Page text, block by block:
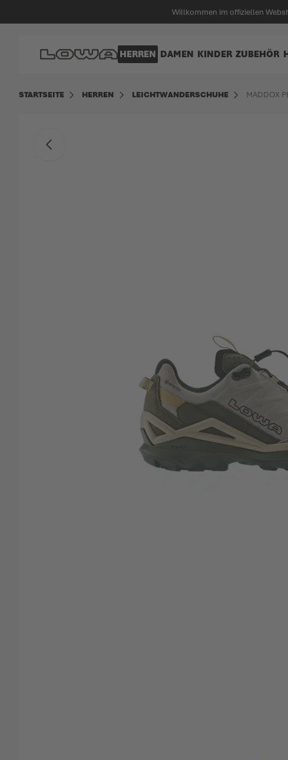
Willkommen im offiziellen
HERREN DAMEN KINDER ZUBEHÖR
STARTSEITE HERREN LEICHTWANDERSCHUHE MADDOX
Zurück